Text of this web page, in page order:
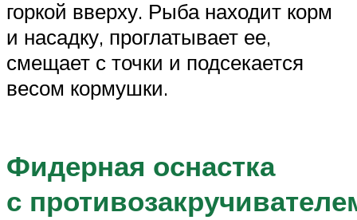
горкой вверху. Рыба находит корм
и насадку, проглатывает ее,
смещает с точки и подсекается
весом кормушки.
Фидерная оснастка
с